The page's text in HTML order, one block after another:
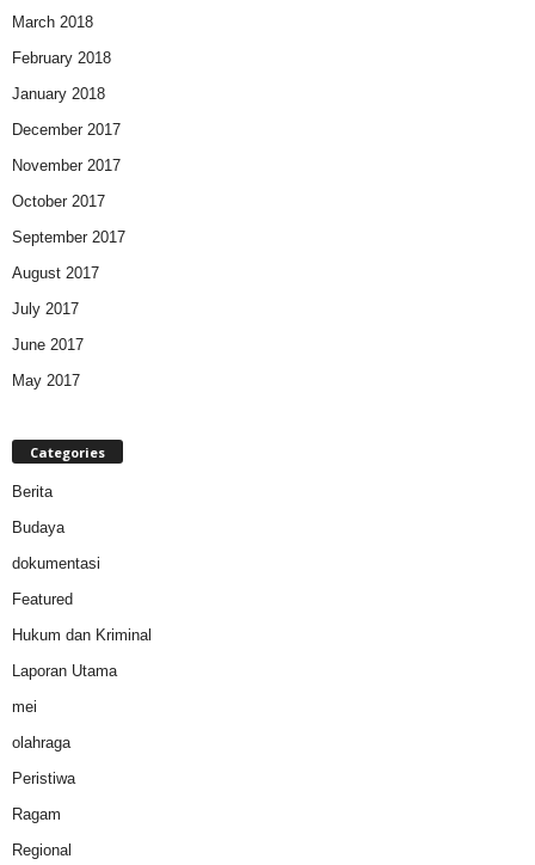
March 2018
February 2018
January 2018
December 2017
November 2017
October 2017
September 2017
August 2017
July 2017
June 2017
May 2017
Categories
Berita
Budaya
dokumentasi
Featured
Hukum dan Kriminal
Laporan Utama
mei
olahraga
Peristiwa
Ragam
Regional